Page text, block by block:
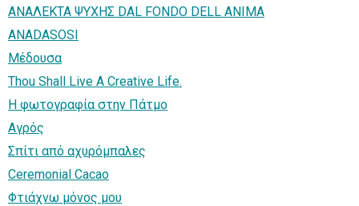
ΑΝΑΛΕΚΤΑ ΨΥΧΗΣ DAL FONDO DELL ANIMA
ANADASOSI
Μέδουσα
Thou Shall Live A Creative Life.
Η φωτογραφία στην Πάτμο
Αγρός
Σπίτι από αχυρόμπαλες
Ceremonial Cacao
Φτιάχνω μόνος μου